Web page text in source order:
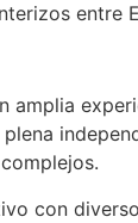
entre
con